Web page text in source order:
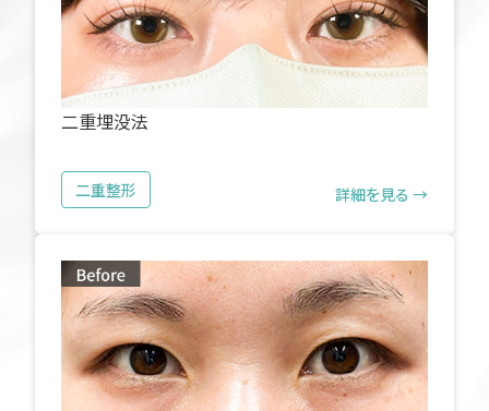
二重埋没法
二重整形 詳細を見る →